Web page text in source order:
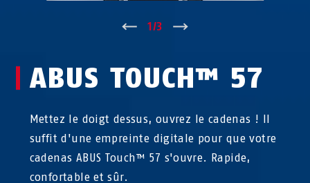
1/3
ABUS TOUCH™ 57
Mettez le doigt dessus, ouvrez le cadenas ! Il
suffit d'une empreinte digitale pour que votre
cadenas ABUS Touch™ 57 s'ouvre. Rapide,
confortable et sûr.